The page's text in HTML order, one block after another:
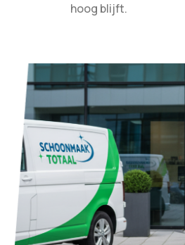
hoog blijft.​